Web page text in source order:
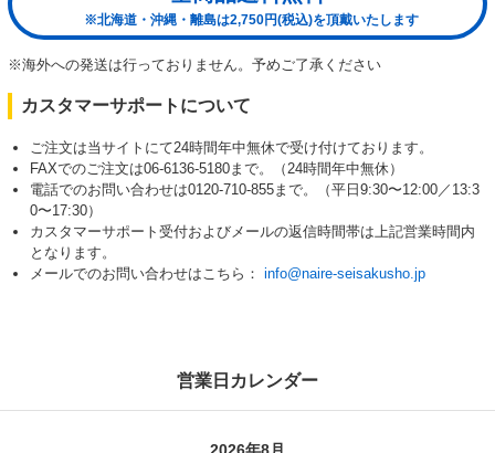
※北海道・沖縄・離島は2,750円(税込)を頂戴いたします
※海外への発送は行っておりません。予めご了承ください
カスタマーサポートについて
ご注文は当サイトにて24時間年中無休で受け付けております。
FAXでのご注文は06-6136-5180まで。（24時間年中無休）
電話でのお問い合わせは0120-710-855まで。（平日9:30〜12:00／13:3
0〜17:30）
カスタマーサポート受付およびメールの返信時間帯は上記営業時間内
となります。
メールでのお問い合わせはこちら： info@naire-seisakusho.jp
営業日カレンダー
2026年8月